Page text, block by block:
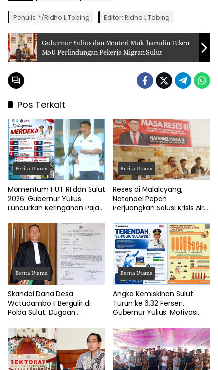
Penulis: */Ridho L Tobing Editor: Ridho L Tobing
Gubernur Yulius dan Menteri Muktharudin Teken
MoU Perlindungan Pekerja Migran Sulut
Pos Terkait
Berita Utama
Momentum HUT RI dan Sulut
2026: Gubernur Yulius
Luncurkan Keringanan Pajak
Berita Utama
Reses di Malalayang,
Natanael Pepah
Perjuangkan Solusi Krisis Air
DPRD Manado
Berita Utama
Skandal Dana Desa
Watudambo II Bergulir di
Polda Sulut: Dugaan
Hingga Jalan Tani Rp214
Juta
Berita Utama
Angka Kemiskinan Sulut
Turun ke 6,32 Persen,
Gubernur Yulius: Motivasi